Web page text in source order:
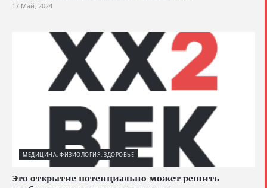
17 Май, 2024
МЕДИЦИНА, ФИЗИОЛОГИЯ, ЗДОРОВЬЕ
Это открытие потенциально может решить